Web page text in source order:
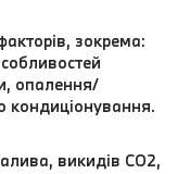
зокрема:
опалення/
кондиціонування.
викидів CO2,